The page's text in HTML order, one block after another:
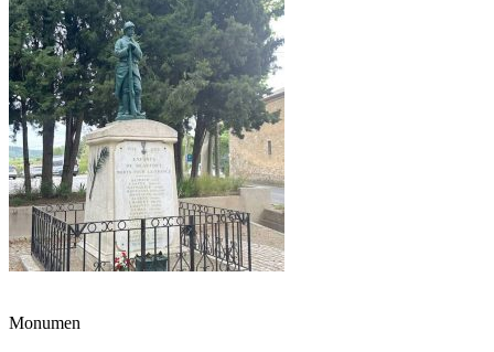
Monumen